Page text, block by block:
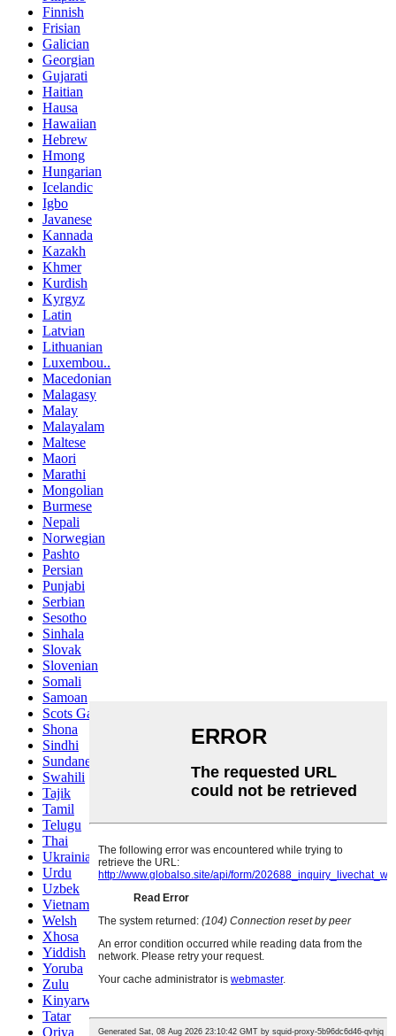
Finnish
Frisian
Galician
Georgian
Gujarati
Haitian
Hausa
Hawaiian
Hebrew
Hmong
Hungarian
Icelandic
Igbo
Javanese
Kannada
Kazakh
Khmer
Kurdish
Kyrgyz
Latin
Latvian
Lithuanian
Luxembou..
Macedonian
Malagasy
Malay
Malayalam
Maltese
Maori
Marathi
Mongolian
Burmese
Nepali
Norwegian
Pashto
Persian
Punjabi
Serbian
Sesotho
Sinhala
Slovak
Slovenian
Somali
Samoan
Scots Gaelic
Shona
Sindhi
Sundanese
Swahili
Tajik
Tamil
Telugu
Thai
Ukrainian
Urdu
Uzbek
Vietnamese
Welsh
Xhosa
Yiddish
Yoruba
Zulu
Kinyarwanda
Tatar
Oriya